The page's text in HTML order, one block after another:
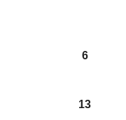
6
13